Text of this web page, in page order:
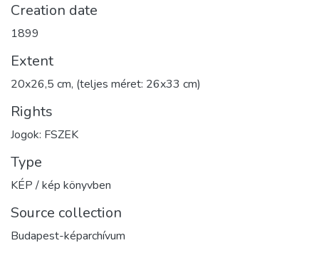
Creation date
1899
Extent
20x26,5 cm, (teljes méret: 26x33 cm)
Rights
Jogok: FSZEK
Type
KÉP / kép könyvben
Source collection
Budapest-képarchívum